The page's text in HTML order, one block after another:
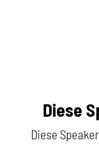
Diese
Diese